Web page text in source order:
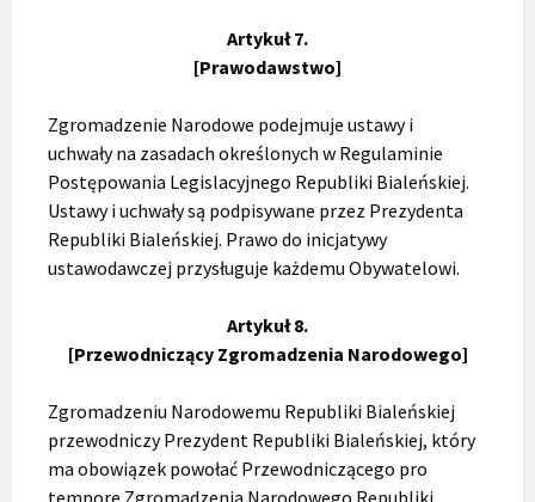
Artykuł 7.
[Prawodawstwo]
Zgromadzenie Narodowe podejmuje ustawy i
uchwały na zasadach określonych w Regulaminie
Postępowania Legislacyjnego Republiki Bialeńskiej.
Ustawy i uchwały są podpisywane przez Prezydenta
Republiki Bialeńskiej. Prawo do inicjatywy
ustawodawczej przysługuje każdemu Obywatelowi.
Artykuł 8.
[Przewodniczący Zgromadzenia Narodowego]
Zgromadzeniu Narodowemu Republiki Bialeńskiej
przewodniczy Prezydent Republiki Bialeńskiej, który
ma obowiązek powołać Przewodniczącego pro
tempore Zgromadzenia Narodowego Republiki